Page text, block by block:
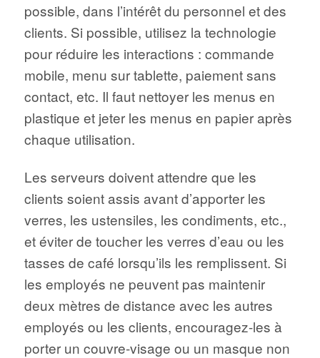
possible, dans l’intérêt du personnel et des
clients. Si possible, utilisez la technologie
pour réduire les interactions : commande
mobile, menu sur tablette, paiement sans
contact, etc. Il faut nettoyer les menus en
plastique et jeter les menus en papier après
chaque utilisation.
Les serveurs doivent attendre que les
clients soient assis avant d’apporter les
verres, les ustensiles, les condiments, etc.,
et éviter de toucher les verres d’eau ou les
tasses de café lorsqu’ils les remplissent. Si
les employés ne peuvent pas maintenir
deux mètres de distance avec les autres
employés ou les clients, encouragez-les à
porter un couvre-visage ou un masque non